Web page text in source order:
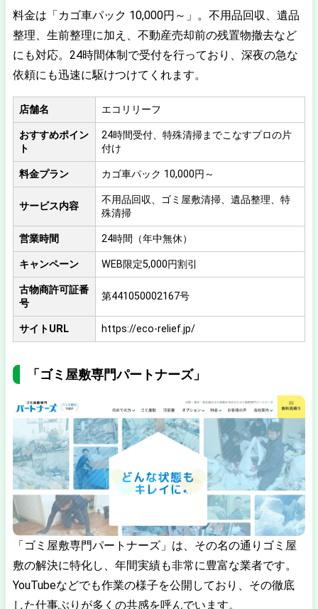
料金は「カゴ車パック 10,000円～」。不用品回収、遺品
整理、生前整理に加え、不動産売却前の残置物撤去など
にも対応。24時間体制で受付を行っており、深夜の急な
依頼にも迅速に駆けつけてくれます。
店舗名 エコリリーフ
おすすめポイン
ト
24時間受付、特殊清掃までこなすプロの片
付け
料金プラン カゴ車パック 10,000円～
サービス内容
不用品回収、ゴミ屋敷清掃、遺品整理、特
殊清掃
営業時間 24時間（年中無休）
キャンペーン WEB限定5,000円割引
古物商許可証番
号
第441050002167号
サイトURL https://eco-relief.jp/
「ゴミ屋敷専門パートナーズ」
「ゴミ屋敷専門パートナーズ」は、その名の通りゴミ屋
敷の解決に特化し、年間実績も非常に豊富な業者です。
YouTubeなどでも作業の様子を公開しており、その徹底
した仕事ぶりが多くの共感を呼んでいます。